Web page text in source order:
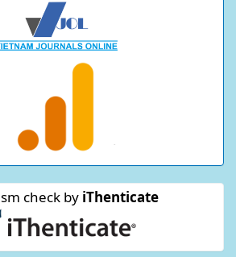
check byiThenticate